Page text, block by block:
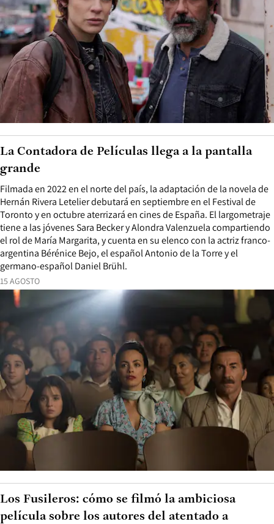
15 AGOSTO
Filmada en 2022 en el norte del país, la adaptación de la novela de
Hernán Rivera Letelier debutará en septiembre en el Festival de
Toronto y en octubre aterrizará en cines de España. El largometraje
tiene a las jóvenes Sara Becker y Alondra Valenzuela compartiendo
el rol de María Margarita, y cuenta en su elenco con la actriz franco-
argentina Bérénice Bejo, el español Antonio de la Torre y el
germano-español Daniel Brühl.
La Contadora de Películas llega a la pantalla
grande
Los Fusileros: cómo se filmó la ambiciosa
película sobre los autores del atentado a